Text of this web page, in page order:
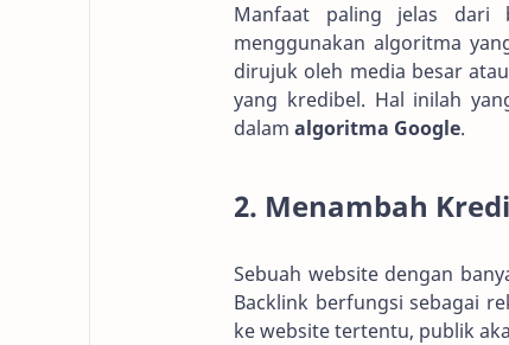
Manfaat paling jelas dari
menggunakan algoritma
dirujuk oleh media besar
yang kredibel. Hal inilah
dalam algoritma Google.
2. Menambah
Sebuah website dengan
Backlink berfungsi sebagai
ke website tertentu, publik